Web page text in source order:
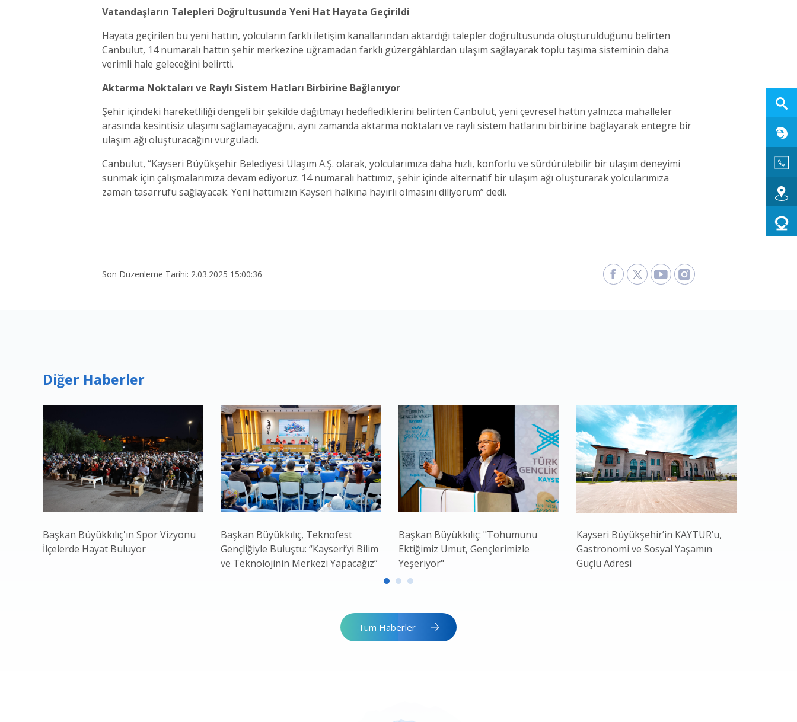
Vatandaşların Talepleri Doğrultusunda Yeni Hat Hayata Geçirildi
Hayata geçirilen bu yeni hattın, yolcuların farklı iletişim kanallarından aktardığı talepler doğrultusunda oluşturulduğunu belirten
Canbulut, 14 numaralı hattın şehir merkezine uğramadan farklı güzergâhlardan ulaşım sağlayarak toplu taşıma sisteminin daha
verimli hale geleceğini belirtti.
Aktarma Noktaları ve Raylı Sistem Hatları Birbirine Bağlanıyor
Şehir içindeki hareketliliği dengeli bir şekilde dağıtmayı hedeflediklerini belirten Canbulut, yeni çevresel hattın yalnızca mahalleler
arasında kesintisiz ulaşımı sağlamayacağını, aynı zamanda aktarma noktaları ve raylı sistem hatlarını birbirine bağlayarak entegre bir
ulaşım ağı oluşturacağını vurguladı.
Canbulut, “Kayseri Büyükşehir Belediyesi Ulaşım A.Ş. olarak, yolcularımıza daha hızlı, konforlu ve sürdürülebilir bir ulaşım deneyimi
sunmak için çalışmalarımıza devam ediyoruz. 14 numaralı hattımız, şehir içinde alternatif bir ulaşım ağı oluşturarak yolcularımıza
zaman tasarrufu sağlayacak. Yeni hattımızın Kayseri halkına hayırlı olmasını diliyorum” dedi.
Son Düzenleme Tarihi: 2.03.2025 15:00:36
Diğer Haberler
Başkan Büyükkılıç'ın Spor Vizyonu
İlçelerde Hayat Buluyor
Başkan Büyükkılıç, Teknofest
Gençliğiyle Buluştu: “Kayseri’yi Bilim
ve Teknolojinin Merkezi Yapacağız”
Başkan Büyükkılıç: "Tohumunu
Ektiğimiz Umut, Gençlerimizle
Yeşeriyor"
Kayseri Büyükşehir’in KAYTUR’u,
Gastronomi ve Sosyal Yaşamın
Güçlü Adresi
Tüm Haberler